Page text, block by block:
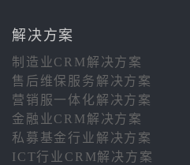
解决方案
制造业CRM解决方案
售后维保服务解决方案
营销服一体化解决方案
金融业CRM解决方案
私募基金行业解决方案
ICT行业CRM解决方案